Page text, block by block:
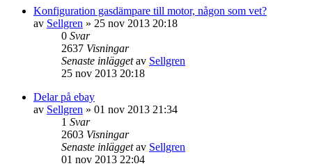
Konfiguration gasdämpare till motor, någon som vet?
av Sellgren » 25 nov 2013 20:18
0 Svar
2637 Visningar
Senaste inläggetav Sellgren
25 nov 2013 20:18
Delar på ebay
av Sellgren » 01 nov 2013 21:34
1 Svar
2603 Visningar
Senaste inläggetav Sellgren
01 nov 2013 22:04